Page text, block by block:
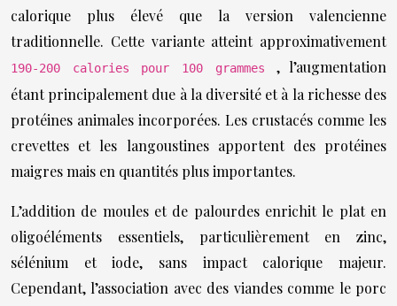
calorique plus élevé que la version valencienne
traditionnelle. Cette variante atteint approximativement
190-200 calories pour 100 grammes, l’augmentation
étant principalement due à la diversité et à la richesse des
protéines animales incorporées. Les crustacés comme les
crevettes et les langoustines apportent des protéines
maigres mais en quantités plus importantes.
L’addition de moules et de palourdes enrichit le plat en
oligoéléments essentiels, particulièrement en zinc,
sélénium et iode, sans impact calorique majeur.
Cependant, l’association avec des viandes comme le porc